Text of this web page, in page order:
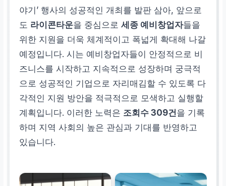
야기’ 행사의 성공적인 개최를 발판 삼아, 앞으로
도 라이콘타운을 중심으로세종 예비창업자들을
위한 지원을 더욱 체계적이고 폭넓게 확대해 나갈
예정입니다. 시는 예비창업자들이 안정적으로 비
즈니스를 시작하고 지속적으로 성장하며 궁극적
으로 성공적인 기업으로 자리매김할 수 있도록 다
각적인 지원 방안을 적극적으로 모색하고 실행할
계획입니다. 이러한 노력은 조회수 309건을 기록
하며 지역 사회의 높은 관심과 기대를 반영하고
있습니다.